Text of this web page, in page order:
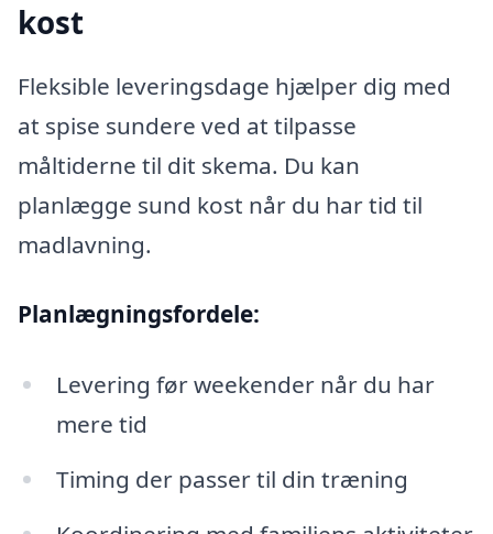
kost
Fleksible leveringsdage hjælper dig med
at spise sundere ved at tilpasse
måltiderne til dit skema. Du kan
planlægge sund kost når du har tid til
madlavning.
Planlægningsfordele:
Levering før weekender når du har
mere tid
Timing der passer til din træning